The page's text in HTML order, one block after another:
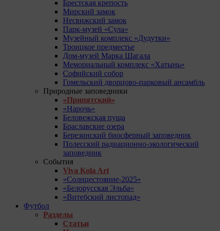
Брестская крепость
Мирский замок
Несвижский замок
Парк-музей «Сула»
Музейный комплекс «Дудутки»
Троицкое предместье
Дом-музей Марка Шагала
Мемориальный комплекс «Хатынь»
Софийский собор
Гомельский дворцово-парковый ансамбль
Природные заповедники
«Припятский»
«Нарочь»
Беловежская пуща
Браславские озера
Березинский биосферный заповедник
Полесский радиационно-экологический
заповедник
События
Viva Kola Art
«Солнцестояние-2025»
«Белорусская Эльба»
«Витебский листопад»
Футбол
Разделы
Статьи